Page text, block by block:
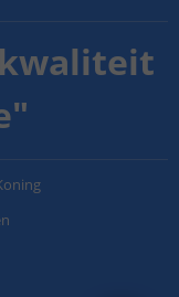
"